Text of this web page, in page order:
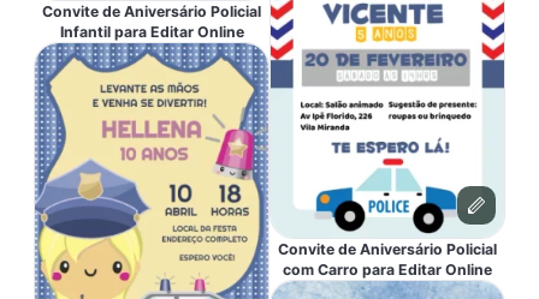
Convite de Aniversário Policial
Infantil para Editar Online
Convite de Aniversário Policial
com Carro para Editar Online